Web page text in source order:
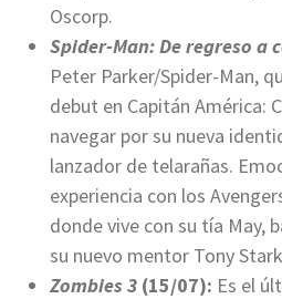
Oscorp.
Spider-Man: De regreso a
Peter Parker/Spider-Man,
debut en Capitán América:
navegar por su nueva
lanzador de telarañas.
experiencia con los
donde vive con su tía May,
su nuevo mentor Tony
Zombies 3 (15/07): Es el